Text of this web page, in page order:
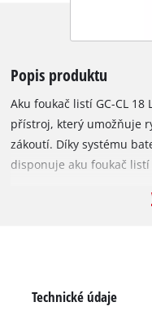
Popis produktu
Aku foukač listí GC-CL
přístroj, který umožňuje
zákoutí. Díky systému
disponuje aku foukač
baterie se třemi LED
nezávisle na elektrické
Technické údaje